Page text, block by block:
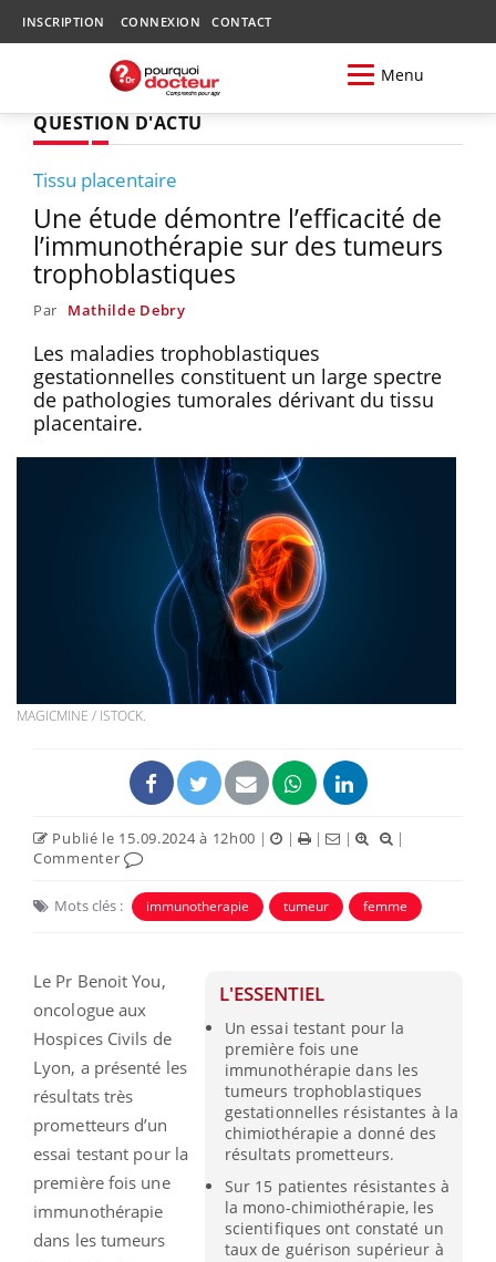
INSCRIPTION CONNEXION CONTACT
Menu
QUESTION D'ACTU
Tissu placentaire
Une étude démontre l’efficacité de
l’immunothérapie sur des tumeurs
trophoblastiques
Par Mathilde Debry
Les maladies trophoblastiques
gestationnelles constituent un large spectre
de pathologies tumorales dérivant du tissu
placentaire.
MAGICMINE / ISTOCK.
Publié le 15.09.2024 à 12h00 | | | |
|
Commenter
Mots clés : immunotherapie tumeur femme
L'ESSENTIEL
Un essai testant pour la
première fois une
immunothérapie dans les
tumeurs trophoblastiques
gestationnelles résistantes à la
chimiothérapie a donné des
résultats prometteurs.
Sur 15 patientes résistantes à
la mono-chimiothérapie, les
scientifiques ont constaté un
taux de guérison supérieur à
Le Pr Benoit You,
oncologue aux
Hospices Civils de
Lyon, a présenté les
résultats très
prometteurs d’un
essai testant pour la
première fois une
immunothérapie
dans les tumeurs